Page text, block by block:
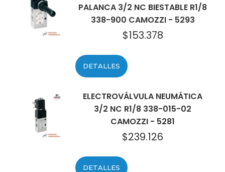
PALANCA 3/2 NC BIESTABLE R1/8
338-900 CAMOZZI - 5293
$153.378
DETALLES
ELECTROVÁLVULA NEUMÁTICA
3/2 NC R1/8 338-015-02
CAMOZZI - 5281
$239.126
DETALLES